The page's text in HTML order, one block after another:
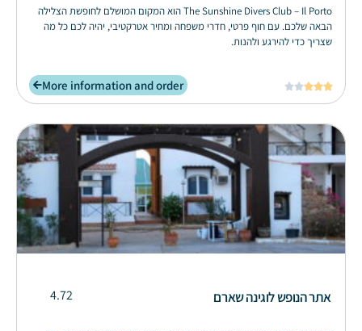
The Sunshine Divers Club – Il Porto הוא המקום המושלם לחופשת הצלילה
הבאה שלכם. עם חוף פרטי, חדרי משפחה ומחיר אטרקטיבי, יהיה לכם כל מה
שצריך כדי להירגע ולהנות.





More information and order
אתר הנופש לוגינה שארם 4.72